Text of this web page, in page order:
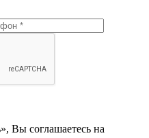
Вы соглашаетесь на